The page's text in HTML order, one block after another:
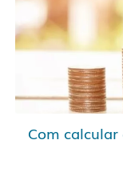
Com